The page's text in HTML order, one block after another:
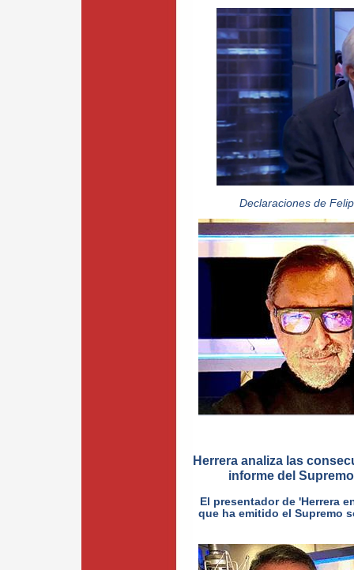
Declaraciones de
Herrera analiza las
informe del
El presentador de 'Herrera
que ha emitido el Supremo